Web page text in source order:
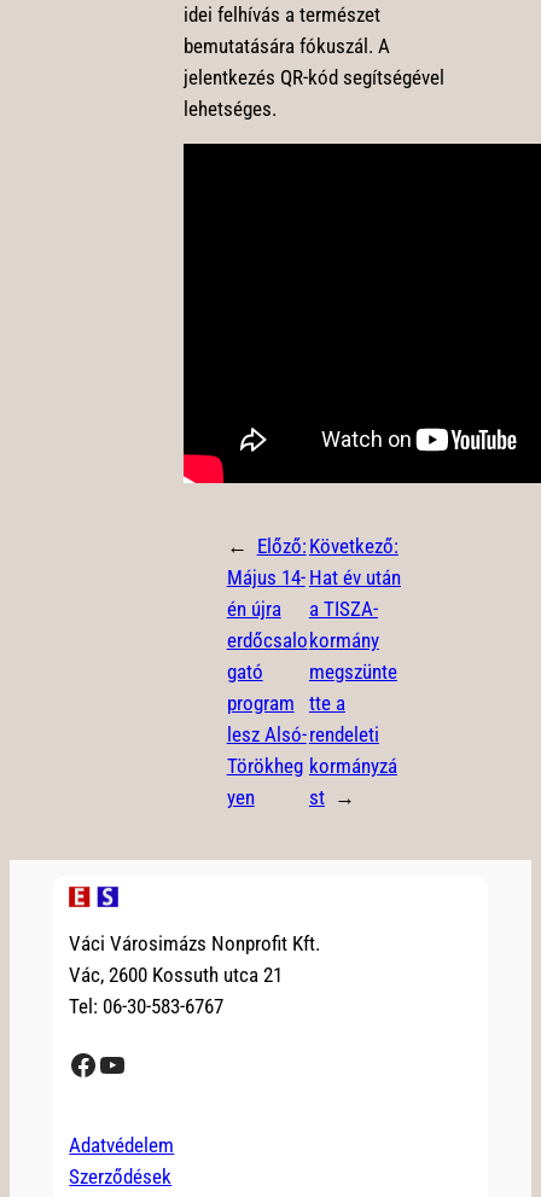
idei felhívás a természet
bemutatására fókuszál. A
jelentkezés QR-kód segítségével
lehetséges.
← Előző:
Május 14-
én újra
erdőcsalo
gató
program
lesz Alsó-
Törökheg
yen
Következő:
Hat év után
a TISZA-
kormány
megszünte
tte a
rendeleti
kormányzá
st →
Váci Városimázs Nonprofit Kft.
Vác, 2600 Kossuth utca 21
Tel: 06-30-583-6767
Facebook YouTube
Adatvédelem
Szerződések